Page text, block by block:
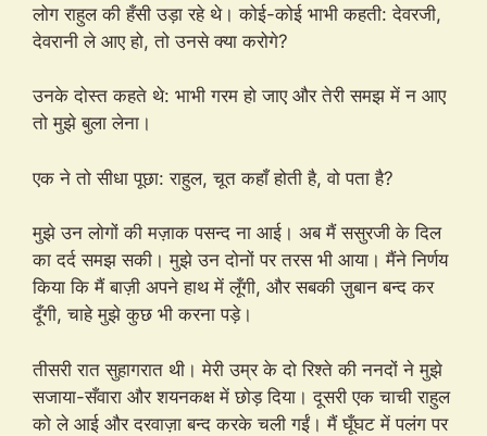
लोग राहुल की हँसी उड़ा रहे थे। कोई-कोई भाभी कहती: देवरजी,
देवरानी ले आए हो, तो उनसे क्या करोगे?
उनके दोस्त कहते थे: भाभी गरम हो जाए और तेरी समझ में न आए
तो मुझे बुला लेना।
एक ने तो सीधा पूछा: राहुल, चूत कहाँ होती है, वो पता है?
मुझे उन लोगों की मज़ाक पसन्द ना आई। अब मैं ससुरजी के दिल
का दर्द समझ सकी। मुझे उन दोनों पर तरस भी आया। मैंने निर्णय
किया कि मैं बाज़ी अपने हाथ में लूँगी, और सबकी ज़ुबान बन्द कर
दूँगी, चाहे मुझे कुछ भी करना पड़े।
तीसरी रात सुहागरात थी। मेरी उम्र के दो रिश्ते की ननदों ने मुझे
सजाया-सँवारा और शयनकक्ष में छोड़ दिया। दूसरी एक चाची राहुल
को ले आई और दरवाज़ा बन्द करके चली गईं। मैं घूँघट में पलंग पर